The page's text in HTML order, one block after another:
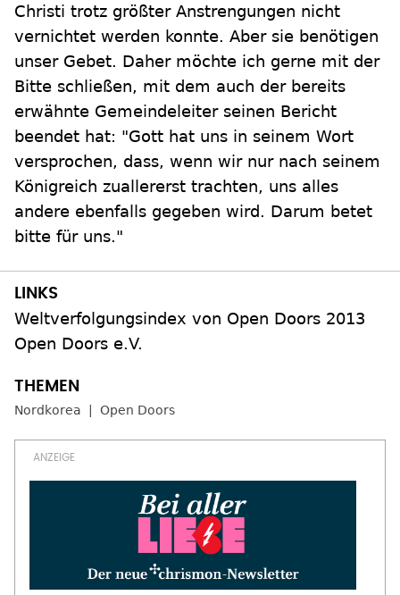
Christi trotz größter Anstrengungen nicht
vernichtet werden konnte. Aber sie benötigen
unser Gebet. Daher möchte ich gerne mit der
Bitte schließen, mit dem auch der bereits
erwähnte Gemeindeleiter seinen Bericht
beendet hat: "Gott hat uns in seinem Wort
versprochen, dass, wenn wir nur nach seinem
Königreich zuallererst trachten, uns alles
andere ebenfalls gegeben wird. Darum betet
bitte für uns."
Weltverfolgungsindex von Open Doors 2013
Open Doors e.V.
Nordkorea Open Doors